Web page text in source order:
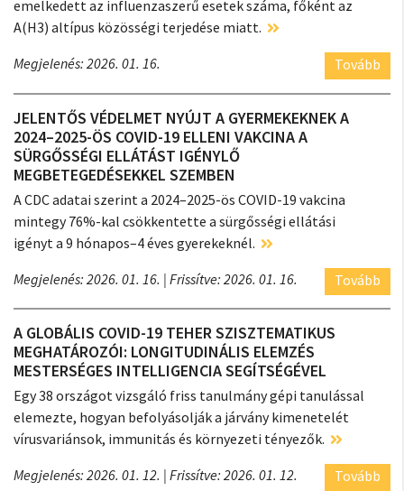
emelkedett az influenzaszerű esetek száma, főként az
A(H3) altípus közösségi terjedése miatt.
Megjelenés: 2026. 01. 16.
Tovább
JELENTŐS VÉDELMET NYÚJT A GYERMEKEKNEK A
2024–2025-ÖS COVID-19 ELLENI VAKCINA A
SÜRGŐSSÉGI ELLÁTÁST IGÉNYLŐ
MEGBETEGEDÉSEKKEL SZEMBEN
A CDC adatai szerint a 2024–2025-ös COVID-19 vakcina
mintegy 76%-kal csökkentette a sürgősségi ellátási
igényt a 9 hónapos–4 éves gyerekeknél.
Megjelenés: 2026. 01. 16. | Frissítve: 2026. 01. 16. Tovább
A GLOBÁLIS COVID-19 TEHER SZISZTEMATIKUS
MEGHATÁROZÓI: LONGITUDINÁLIS ELEMZÉS
MESTERSÉGES INTELLIGENCIA SEGÍTSÉGÉVEL
Egy 38 országot vizsgáló friss tanulmány gépi tanulással
elemezte, hogyan befolyásolják a járvány kimenetelét
vírusvariánsok, immunitás és környezeti tényezők.
Megjelenés: 2026. 01. 12. | Frissítve: 2026. 01. 12. Tovább